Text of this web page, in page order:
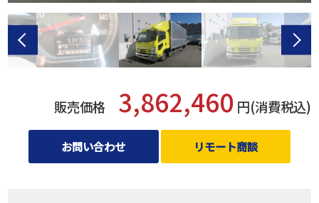
販売価格 3,862,460 円(消費税込)
お問い合わせ リモート商談